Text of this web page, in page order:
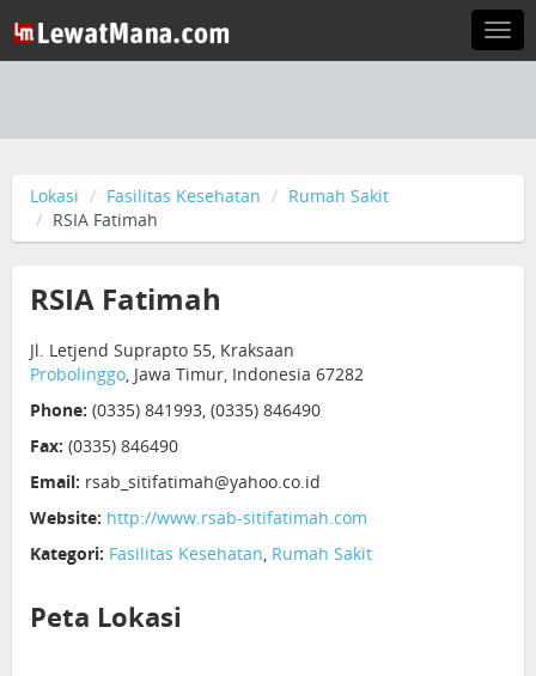
Lokasi Fasilitas Kesehatan
Rumah Sakit
RSIA Fatimah
RSIA Fatimah
Jl. Letjend Suprapto 55, Kraksaan
Probolinggo, Jawa Timur, Indonesia 67282
Phone: (0335) 841993, (0335) 846490
Fax: (0335) 846490
Email: rsab_sitifatimah@yahoo.co.id
Website: http://www.rsab-sitifatimah.com
Kategori: Fasilitas Kesehatan, Rumah Sakit
Peta Lokasi